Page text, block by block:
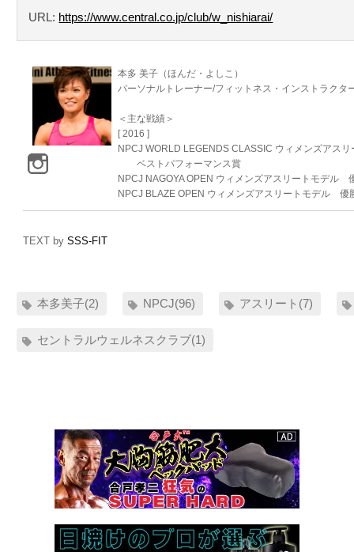
URL: https://www.central.co.jp/club/w_nishiarai/
本多 美子（ほんだ・よしこ）
パーソナルトレーナー/フィットネス・インストラクタ
＜主な戦績＞
[ 2016 ]
NPCJ WORLD LEGENDS CLASSIC ウィメンズアス
ベストパフォーマンス賞
NPCJ NAGOYA OPEN ウィメンズアスリートモデル
NPCJ BLAZE OPEN ウィメンズアスリートモデル 優
TEXT bySSS-FIT
本多美子(2) NPCJ(96) アスリート(7)
セントラルウェルネスクラブ(1)